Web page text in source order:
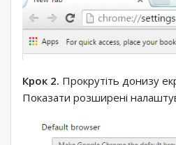
Крок 2. Прокрутіть донизу
Показати розширені